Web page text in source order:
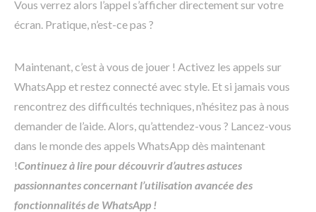
Vous verrez alors l’appel s’afficher directement sur votre
écran. Pratique, n’est-ce pas ?
Maintenant, c’est à vous de jouer ! Activez les appels sur
WhatsApp et restez connecté avec style. Et si jamais vous
rencontrez des difficultés techniques, n’hésitez pas à nous
demander de l’aide. Alors, qu’attendez-vous ? Lancez-vous
dans le monde des appels WhatsApp dès maintenant
!Continuez à lire pour découvrir d’autres astuces
passionnantes concernant l’utilisation avancée des
fonctionnalités de WhatsApp !